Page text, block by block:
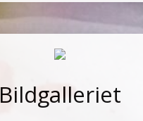
Bildgalleriet